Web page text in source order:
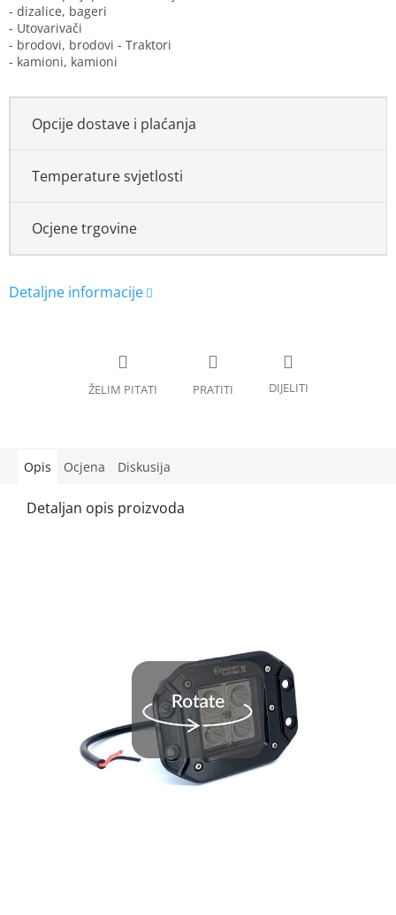
- dizalice, bageri
- Utovarivači
- brodovi, brodovi - Traktori
- kamioni, kamioni
Opcije dostave i plaćanja
Temperature svjetlosti
Ocjene trgovine
Opis Ocjena Diskusija